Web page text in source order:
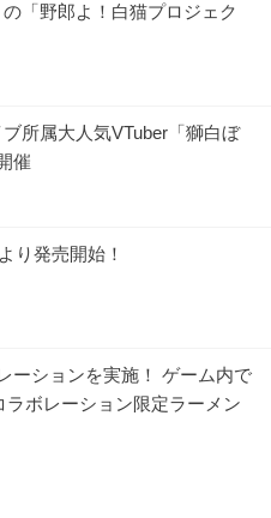
「野郎よ！白猫プロジェク
所属大人気VTuber「獅白ぼ
催
り発売開始！
ーションを実施！ ゲーム内で
ボレーション限定ラーメン